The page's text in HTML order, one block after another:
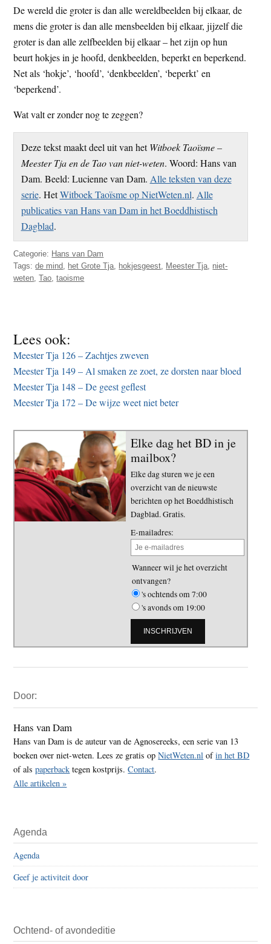
De wereld die groter is dan alle wereldbeelden bij elkaar, de
mens die groter is dan alle mensbeelden bij elkaar, jijzelf die
groter is dan alle zelfbeelden bij elkaar – het zijn op hun
beurt hokjes in je hoofd, denkbeelden, beperkt en beperkend.
Net als ‘hokje’, ‘hoofd’, ‘denkbeelden’, ‘beperkt’ en
‘beperkend’.
Wat valt er zonder nog te zeggen?
Deze tekst maakt deel uit van hetWitboek Taoïsme –
Meester Tja en de Tao van niet-weten. Woord: Hans van
Dam. Beeld: Lucienne van Dam. Alle teksten van deze
serie. HetWitboek Taoïsme op NietWeten.nl. Alle
publicaties van Hans van Dam in het Boeddhistisch
Dagblad.
Categorie: Hans van Dam
Tags:de mind, het Grote Tja, hokjesgeest, Meester Tja, niet-
weten,Tao,taoisme
Lees ook:
Meester Tja 126 – Zachtjes zweven
Meester Tja 149 – Al smaken ze zoet, ze dorsten naar bloed
Meester Tja 148 – De geest geflest
Meester Tja 172 – De wijze weet niet beter
Elke dag het BD in je
mailbox?
Elke dag sturen we je een
overzicht van de nieuwste
berichten op het Boeddhistisch
Dagblad. Gratis.
E-mailadres:
Wanneer wil je het overzicht
ontvangen?
's ochtends om 7:00
's avonds om 19:00
Sidebar
Door:
Hans van Dam
Hans van Dam is de auteur van de Agnosereeks, een serie van 13
boeken over niet-weten. Lees ze gratis opNietWeten.nl ofin het BD
of alspaperback tegen kostprijs.Contact.
Alle artikelen »
Agenda
Agenda
Geef je activiteit door
Ochtend- of avondeditie